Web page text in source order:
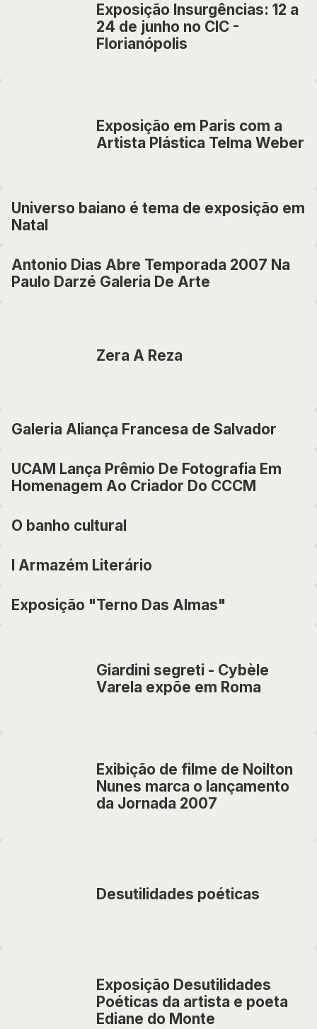
Exposição Insurgências: 12 a
24 de junho no CIC -
Florianópolis
Exposição em Paris com a
Artista Plástica Telma Weber
Universo baiano é tema de exposição em
Natal
Antonio Dias Abre Temporada 2007 Na
Paulo Darzé Galeria De Arte
Zera A Reza
Galeria Aliança Francesa de Salvador
UCAM Lança Prêmio De Fotografia Em
Homenagem Ao Criador Do CCCM
O banho cultural
I Armazém Literário
Exposição "Terno Das Almas"
Giardini segreti - Cybèle
Varela expõe em Roma
Exibição de filme de Noilton
Nunes marca o lançamento
da Jornada 2007
Desutilidades poéticas
Exposição Desutilidades
Poéticas da artista e poeta
Ediane do Monte